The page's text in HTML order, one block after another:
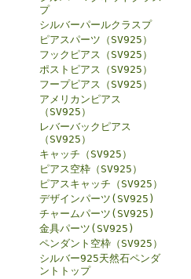
プ
シルバーパールクラスプ
ピアスパーツ（SV925）
フックピアス（SV925）
ポストピアス（SV925）
フープピアス（SV925）
アメリカンピアス
（SV925）
レバーバックピアス
（SV925）
キャッチ（SV925）
ピアス空枠（SV925）
ピアスキャッチ（SV925）
デザインパーツ(SV925)
チャームパーツ(SV925)
金具パーツ(SV925)
ペンダント空枠（SV925）
シルバー925天然石ペンダ
ントトップ